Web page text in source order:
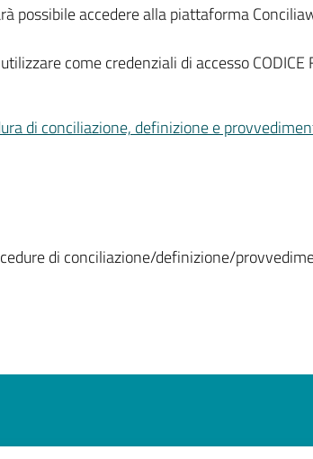
possibile accedere alla piattaforma
come credenziali di accesso CODICE
di conciliazione, definizione e
di conciliazione/definizione/